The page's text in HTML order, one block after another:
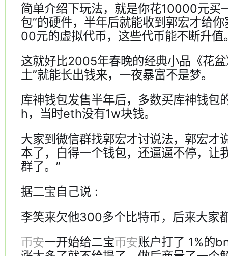
简单介绍下玩法，就是你花10000元买
包”的硬件，半年后就能收到郭宏才给
00元的虚拟代币，这些代币能不断升值
这就好比2005年春晚的经典小品《花
土”就能长出钱来，一夜暴富不是梦。
库神钱包发售半年后，多数买库神钱包
h，当时eth没有1w块钱。
大家到微信群找郭宏才讨说法，郭宏才
本了，白得一个钱包，还逼逼不停，让
群了。”
据二宝自己说 :
李笑来欠他300多个比特币，后来大家
币安一开始给二宝币安账户打了 1%的